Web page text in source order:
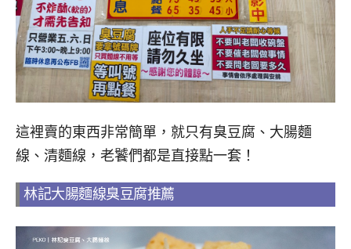
這裡賣的東西非常簡單，就只有臭豆腐、大腸麵
線、清麵線，老饕們都是直接點一套！
林記大腸麵線臭豆腐推薦